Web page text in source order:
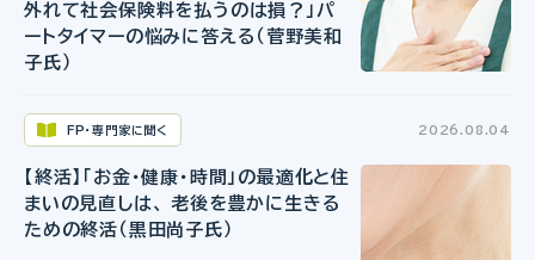
外れて社会保険料を払うのは損？」パ
ートタイマーの悩みに答える（菅野美和
子氏）
FP・専門家に聞く 2026.08.04
【終活】「お金・健康・時間」の最適化と住
まいの見直しは、 老後を豊かに生きる
ための終活（黒田尚子氏）